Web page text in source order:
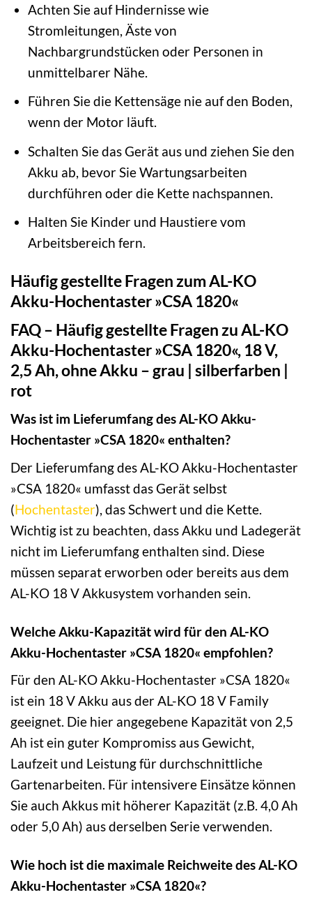
Achten Sie auf Hindernisse wie
Stromleitungen, Äste von
Nachbargrundstücken oder Personen in
unmittelbarer Nähe.
Führen Sie die Kettensäge nie auf den Boden,
wenn der Motor läuft.
Schalten Sie das Gerät aus und ziehen Sie den
Akku ab, bevor Sie Wartungsarbeiten
durchführen oder die Kette nachspannen.
Halten Sie Kinder und Haustiere vom
Arbeitsbereich fern.
Häufig gestellte Fragen zum AL-KO
Akku-Hochentaster »CSA 1820«
FAQ – Häufig gestellte Fragen zu AL-KO
Akku-Hochentaster »CSA 1820«, 18 V,
2,5 Ah, ohne Akku – grau | silberfarben |
rot
Was ist im Lieferumfang des AL-KO Akku-
Hochentaster »CSA 1820« enthalten?
Der Lieferumfang des AL-KO Akku-Hochentaster
»CSA 1820« umfasst das Gerät selbst
(Hochentaster), das Schwert und die Kette.
Wichtig ist zu beachten, dass Akku und Ladegerät
nicht im Lieferumfang enthalten sind. Diese
müssen separat erworben oder bereits aus dem
AL-KO 18 V Akkusystem vorhanden sein.
Welche Akku-Kapazität wird für den AL-KO
Akku-Hochentaster »CSA 1820« empfohlen?
Für den AL-KO Akku-Hochentaster »CSA 1820«
ist ein 18 V Akku aus der AL-KO 18 V Family
geeignet. Die hier angegebene Kapazität von 2,5
Ah ist ein guter Kompromiss aus Gewicht,
Laufzeit und Leistung für durchschnittliche
Gartenarbeiten. Für intensivere Einsätze können
Sie auch Akkus mit höherer Kapazität (z.B. 4,0 Ah
oder 5,0 Ah) aus derselben Serie verwenden.
Wie hoch ist die maximale Reichweite des AL-KO
Akku-Hochentaster »CSA 1820«?